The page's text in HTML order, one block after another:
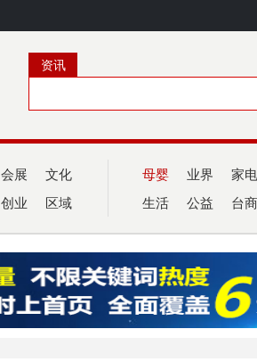
资讯
会展 文化
创业 区域
母婴 业界 家电
生活 公益 台商